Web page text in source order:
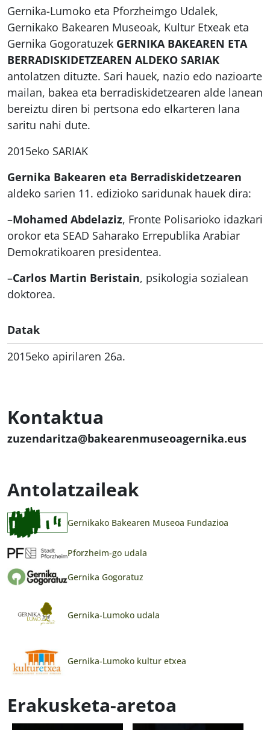
Gernika-Lumoko eta Pforzheimgo Udalek,
Gernikako Bakearen Museoak, Kultur Etxeak eta
Gernika Gogoratuzek GERNIKA BAKEAREN ETA
BERRADISKIDETZEAREN ALDEKO SARIAK
antolatzen dituzte. Sari hauek, nazio edo nazioarte
mailan, bakea eta berradiskidetzearen alde lanean
bereiztu diren bi pertsona edo elkarteren lana
saritu nahi dute.
2015eko SARIAK
Gernika Bakearen eta Berradiskidetzearen
aldeko sarien 11. edizioko saridunak hauek dira:
–Mohamed Abdelaziz, Fronte Polisarioko idazkari
orokor eta SEAD Saharako Errepublika Arabiar
Demokratikoaren presidentea.
–Carlos Martin Beristain, psikologia sozialean
doktorea.
Datak
2015eko apirilaren 26a.
Kontaktua
zuzendaritza@bakearenmuseoagernika.eus
Antolatzaileak
Gernikako Bakearen Museoa Fundazioa
Pforzheim-go udala
Gernika Gogoratuz
Gernika-Lumoko udala
Gernika-Lumoko kultur etxea
Erakusketa-aretoa